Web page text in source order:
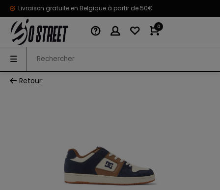
Livraison gratuite en Belgique à partir de 50€
0
Retour